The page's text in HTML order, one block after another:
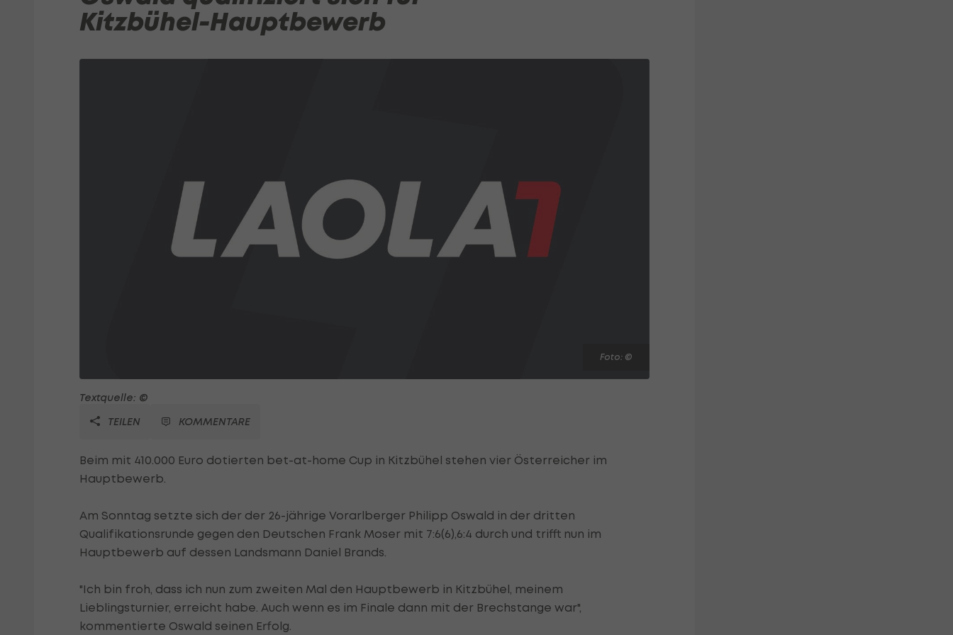
Kitzbühel-Hauptbewerb
Foto: ©
Textquelle: ©
TEILEN
KOMMENTARE
Beim mit 410.000 Euro dotierten bet-at-home Cup in Kitzbühel stehen vier Österreicher im
Hauptbewerb.
Am Sonntag setzte sich der der 26-jährige Vorarlberger Philipp Oswald in der dritten
Qualifikationsrunde gegen den Deutschen Frank Moser mit 7:6(6),6:4 durch und trifft nun im
Hauptbewerb auf dessen Landsmann Daniel Brands.
"Ich bin froh, dass ich nun zum zweiten Mal den Hauptbewerb in Kitzbühel, meinem
Lieblingsturnier, erreicht habe. Auch wenn es im Finale dann mit der Brechstange war",
kommentierte Oswald seinen Erfolg.